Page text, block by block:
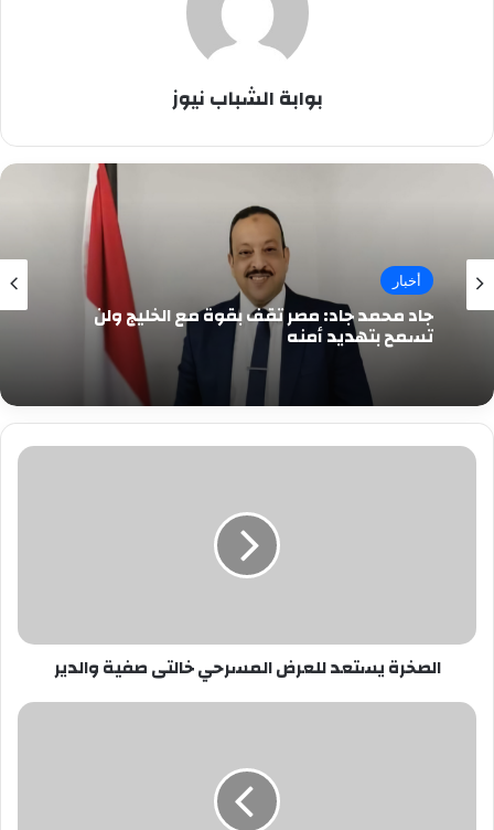
بوابة الشباب نيوز
أخبار
جاد محمد جاد: مصر تقف بقوة مع الخليج ولن
تسمح بتهديد أمنه
الصخرة
الصخرة يستعد للعرض المسرحي خالتى صفية والدير
الحكمدار